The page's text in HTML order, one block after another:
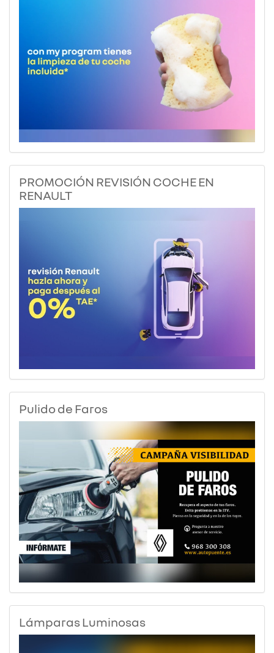
PROMOCIÓN REVISIÓN COCHE EN
RENAULT
Pulido de Faros
Lámparas Luminosas